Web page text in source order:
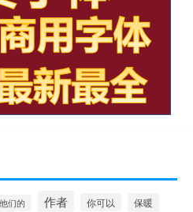
他们的 作者 你可以 保暖